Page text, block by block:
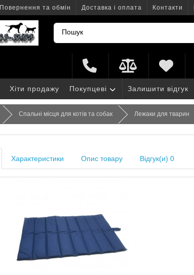
Повернення та обмін Доставка і оплата Контакти
Хіти продажу Покупцеві Залишити відгук
Спальні місця для котів та собак Лежаки для тварин
Характеристики Опис товару Відгук(и) 0